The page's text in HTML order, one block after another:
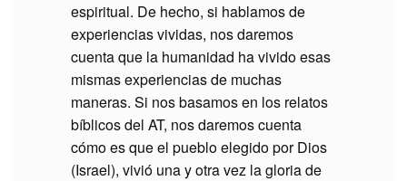
espiritual. De hecho, si hablamos de
experiencias vividas, nos daremos
cuenta que la humanidad ha vivido esas
mismas experiencias de muchas
maneras. Si nos basamos en los relatos
bíblicos del AT, nos daremos cuenta
cómo es que el pueblo elegido por Dios
(Israel), vivió una y otra vez la gloria de